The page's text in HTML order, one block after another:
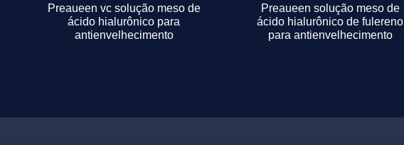
Preaueen vc solução meso de
ácido hialurônico para
antienvelhecimento
Preaueen solução meso de
ácido hialurônico de fulereno
para antienvelhecimento